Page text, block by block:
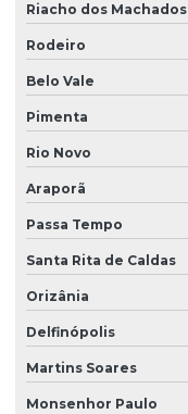
Riacho dos Machados
Rodeiro
Belo Vale
Pimenta
Rio Novo
Araporã
Passa Tempo
Santa Rita de Caldas
Orizânia
Delfinópolis
Martins Soares
Monsenhor Paulo